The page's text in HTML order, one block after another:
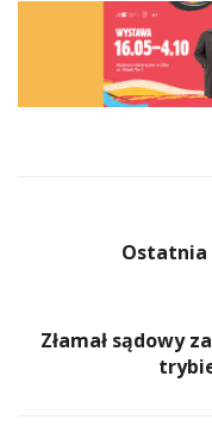
Ostatnia
Złamał sądowy